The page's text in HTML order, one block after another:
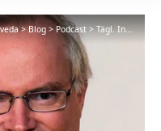
>Blog>Podcast>Tägl. Inspiration